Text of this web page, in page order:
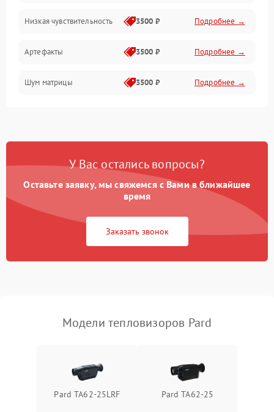
Измерения
Матрица
Проблемы питания
Проблемы с объективом
Низкая чувствительность 3500 ₽ Подробнее →
Артефакты 3500 ₽ Подробнее →
Шум матрицы 3500 ₽ Подробнее →
У Вас остались вопросы?
Оставьте заявку, мы свяжемся с Вами в ближайшее
время
Заказать звонок
Модели тепловизоров Pard
Pard TA62-25LRF Pard TA62-25